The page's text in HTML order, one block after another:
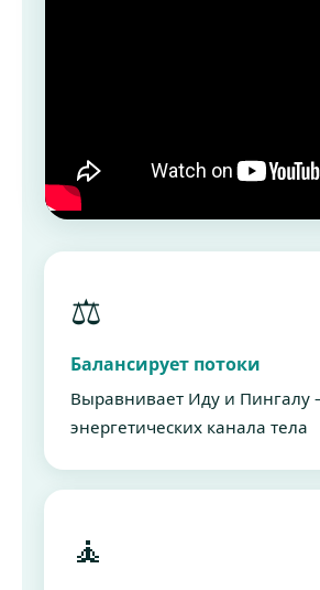
⚖️
Балансирует потоки
Выравнивает Иду и Пингалу
энергетических канала тела
🧘